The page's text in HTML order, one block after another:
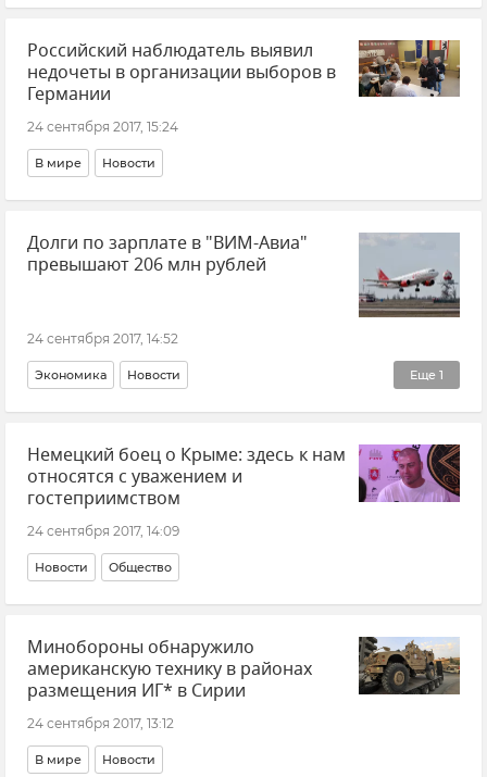
Российский наблюдатель выявил
недочеты в организации выборов в
Германии
24 сентября 2017, 15:24
В мире Новости
Долги по зарплате в "ВИМ-Авиа"
превышают 206 млн рублей
24 сентября 2017, 14:52
Еще 1
Экономика Новости
Ситуация с компанией "ВИМ-Авиа"
Немецкий боец о Крыме: здесь к нам
относятся с уважением и
гостеприимством
24 сентября 2017, 14:09
Новости Общество
Минобороны обнаружило
американскую технику в районах
размещения ИГ* в Сирии
24 сентября 2017, 13:12
В мире Новости